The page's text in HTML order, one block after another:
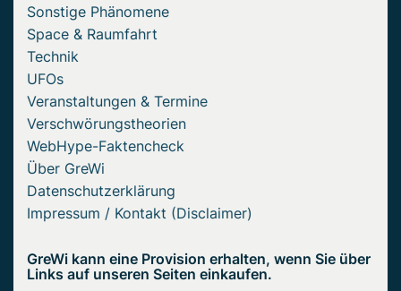
Sonstige Phänomene
Space & Raumfahrt
Technik
UFOs
Veranstaltungen & Termine
Verschwörungstheorien
WebHype-Faktencheck
Über GreWi
Datenschutzerklärung
Impressum / Kontakt (Disclaimer)
GreWi kann eine Provision erhalten, wenn Sie über
Links auf unseren Seiten einkaufen.